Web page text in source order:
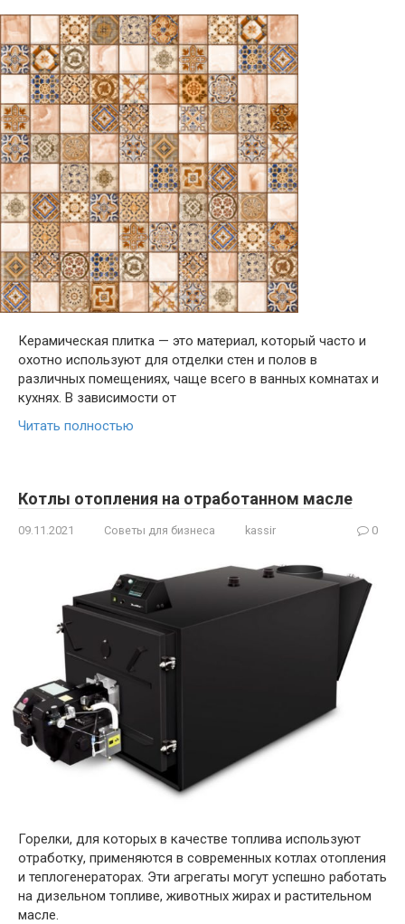
Керамическая плитка — это материал, который часто и
охотно используют для отделки стен и полов в
различных помещениях, чаще всего в ванных комнатах и
кухнях. В зависимости от
Читать полностью
Котлы отопления на отработанном масле
09.11.2021 Советы для бизнеса kassir 0
Горелки, для которых в качестве топлива используют
отработку, применяются в современных котлах отопления
и теплогенераторах. Эти агрегаты могут успешно работать
на дизельном топливе, животных жирах и растительном
масле.